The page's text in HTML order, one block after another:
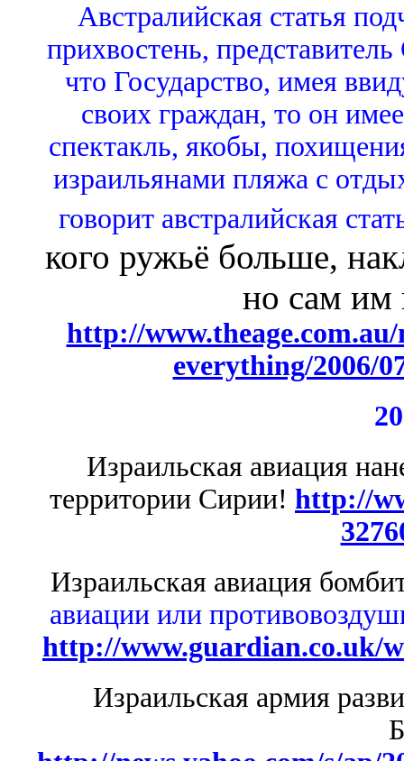
Австралийская статья
прихвостень,
что Государство, имея
своих граждан, то он
спектакль, якобы,
израильянами пляжа с
говорит австралийская
кого ружьё больше,
но сам им
http://
everything/2006/
Израильская авиация
территории Сирии! http://
Израильская авиация
авиации или
http://www.guardian.co.uk/
Израильская армия